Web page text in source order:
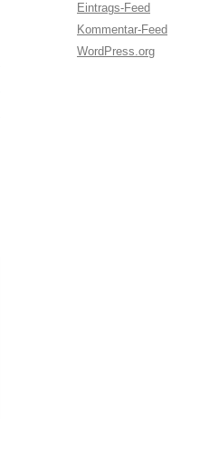
Eintrags-Feed
Kommentar-Feed
WordPress.org